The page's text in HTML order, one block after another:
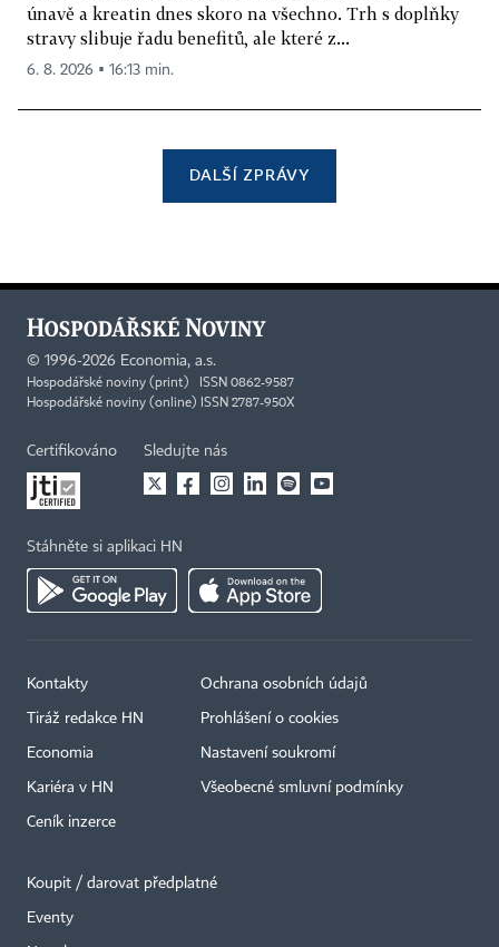
únavě a kreatin dnes skoro na všechno. Trh s doplňky
stravy slibuje řadu benefitů, ale které z...
6. 8. 2026 ▪ 16:13 min.
DALŠÍ ZPRÁVY
© 1996-2026 Economia, a.s.
Hospodářské noviny (print) ISSN 0862-9587
Hospodářské noviny (online) ISSN 2787-950X
Certifikováno Sledujte nás
Stáhněte si aplikaci HN
Kontakty
Tiráž redakce HN
Economia
Kariéra v HN
Ceník inzerce
Ochrana osobních údajů
Prohlášení o cookies
Nastavení soukromí
Všeobecné smluvní podmínky
Koupit / darovat předplatné
Eventy